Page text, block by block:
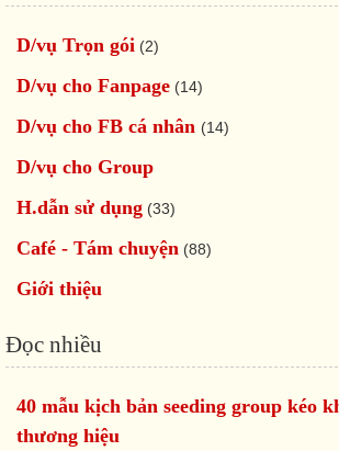
D/vụ Trọn gói (2)
D/vụ cho Fanpage (14)
D/vụ cho FB cá nhân (14)
D/vụ cho Group
H.dẫn sử dụng (33)
Café - Tám chuyện (88)
Giới thiệu
Đọc nhiều
40 mẫu kịch bản seeding group kéo
thương hiệu